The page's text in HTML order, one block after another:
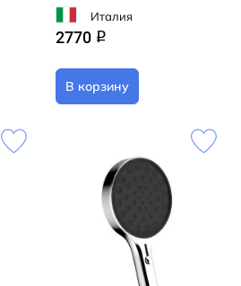
Италия
2770 q
В корзину